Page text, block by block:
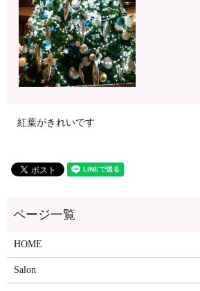
紅葉がきれいです
HOME
Salon